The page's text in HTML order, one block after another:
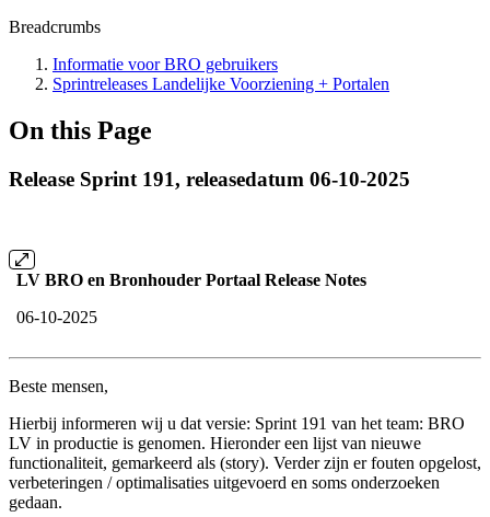
Breadcrumbs
Informatie voor BRO gebruikers
Sprintreleases Landelijke Voorziening + Portalen
On this Page
Release Sprint 191, releasedatum 06-10-2025
LV BRO en Bronhouder Portaal Release Notes
06-10-2025
Beste mensen,
Hierbij informeren wij u dat versie: Sprint 191 van het team: BRO
LV in productie is genomen. Hieronder een lijst van nieuwe
functionaliteit, gemarkeerd als (story). Verder zijn er fouten opgelost,
verbeteringen / optimalisaties uitgevoerd en soms onderzoeken
gedaan.